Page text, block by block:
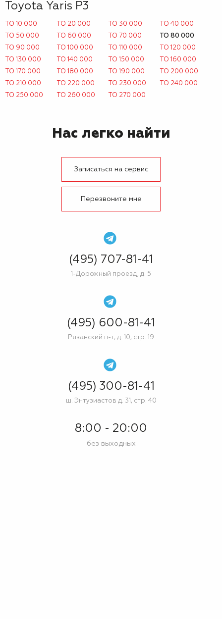
Toyota Yaris P3
ТО 10 000 ТО 20 000 ТО 30 000
ТО 40 000
ТО 50 000
ТО 60 000 ТО 70 000
ТО 80 000
ТО 90 000
ТО 100 000 ТО 110 000
ТО 120 000
ТО 130 000
ТО 140 000 ТО 150 000
ТО 160 000
ТО 170 000
ТО 180 000 ТО 190 000
ТО 200 000
ТО 210 000
ТО 220 000 ТО 230 000
ТО 240 000
ТО 250 000
ТО 260 000 ТО 270 000
Нас легко найти
Записаться на сервис
Перезвоните мне
(495) 707-81-41
1-Дорожный проезд, д. 5
(495) 600-81-41
Рязанский п-т, д. 10, стр. 19
(495) 300-81-41
ш. Энтузиастов д. 31, стр. 40
8:00 - 20:00
без выходных